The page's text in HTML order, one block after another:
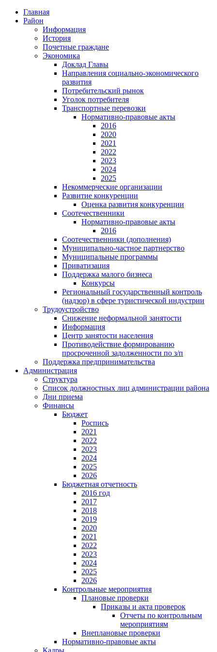
Главная
Район
Информация
История
Почетные граждане
Экономика
Доклад Главы
Направления социально-экономического
развития
Потребительский рынок
Уголок потребителя
Транспортные перевозки
Нормативно-правовые акты
2016
2020
2021
2022
2023
2024
2025
Некоммерческие организации
Развитие конкуренции
Оценка развития конкуренции
Соотечественники
Нормативно-правовые акты
2016
Соотечественники (дополнения)
Муниципально-частное партнерство
Муниципальные программы
Приватизация
Поддержка малого бизнеса
Конкурсы
Региональный государственный контроль
(надзор) в сфере туристической индустрии
Трудоустройство
Снижение неформальной занятости
Информация
Центр занятости населения
Противодействие формированию
просроченной задолженности по з/п
Поддержка предпринимательства
Администрация
Структура
Список должностных лиц администрации района
Дни приема
Финансы
Бюджет
Роспись
2021
2022
2023
2024
2025
2026
Бюджетная отчетность
2016 год
2017
2018
2019
2020
2021
2022
2023
2024
2025
2026
Контрольные мероприятия
Плановые проверки
Приказы и акта проверок
Отчеты по контрольным
мероприятиям
Внеплановые проверки
Нормативно-правовые акты
Кадры